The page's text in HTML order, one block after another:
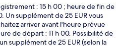
: 15 h 00 ; heure de fin de
Un supplément de 25 EUR vous
arriver avant l'heure prévue
de départ : 11 h 00. Possibilité de
supplément de 25 EUR (selon la